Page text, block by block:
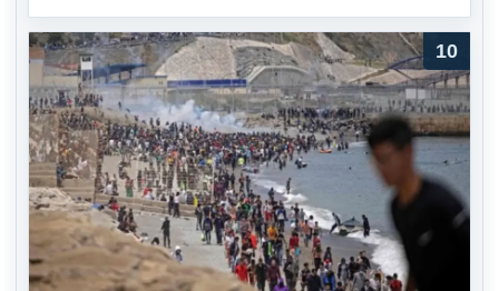
10